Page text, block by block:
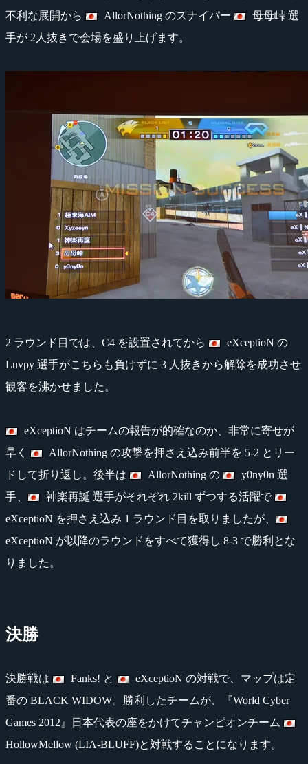
不利な展開から
AllorNothing のスナイパー
母母峠 選
手が 2人抜きで会場を盛り上げます。
2 ラウンド目では、C4 を設置されてから
eXceptioN の
Luvpy 選手がこちらも負けずに 3 人抜きから解除を成功させ
観客を沸かせました。
eXceptioN はチームの報告が的確なのか、非常に寄せが
早く
AllorNothing の攻撃を押さえ込み前半を 5-2 とリー
ドして折り返し。後半は
AllorNothing の
y0ny0n 選
手、
神楽再誕 選手がそれぞれ 2kill ずつする活躍で
eXceptioN を押さえ込み 1 ラウンド目を取りましたが、
eXceptioN が以降のラウンドをすべて獲得し 8-3 で勝利とな
りました。
決勝
決勝戦は Fanks! と
eXceptioN の対戦で、マップは定
番の BLACK WIDOW。勝利したチームが、『World Cyber
Games 2012』日本代表の座をかけてチャンピオンチーム
HollowMellow (LIA-BLUFF)と対戦することになります。